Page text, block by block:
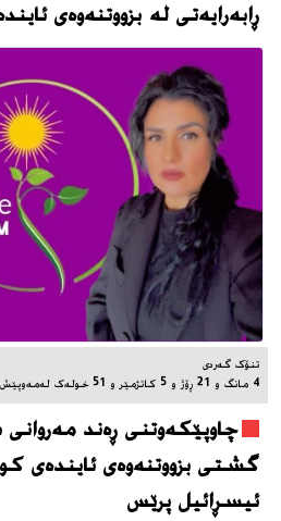
ڕابەرایەتی لە بزووتنەوەی
تنۆک گەردی
4 مانگ و 21 ڕۆژ و 5 کاتژمێر و 51 خوله‌ک له‌مه‌وپێش‌
چاوپێکەوتنی ڕەند
گشتی بزووتنەوەی ئایندەی
ئیسڕائیل پرێس